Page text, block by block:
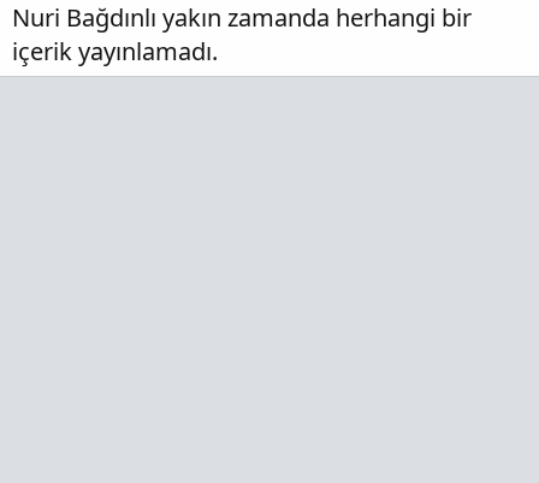
Nuri Bağdınlı yakın zamanda herhangi bir
içerik yayınlamadı.